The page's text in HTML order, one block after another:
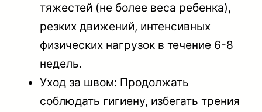
тяжестей (не более веса ребенка),
резких движений, интенсивных
физических нагрузок в течение 6-8
недель.
Уход за швом: Продолжать
соблюдать гигиену, избегать трения